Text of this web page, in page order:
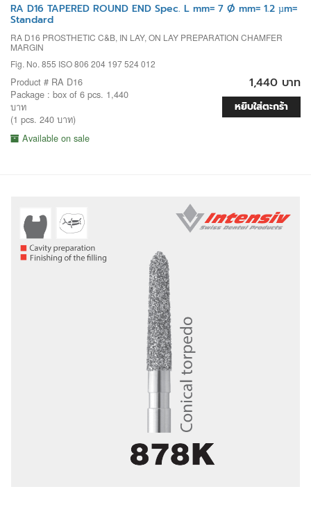
RA D16 TAPERED ROUND END Spec. L mm= 7 Ø mm= 1.2 µm=
Standard
RA D16 PROSTHETIC C&B, IN LAY, ON LAY PREPARATION CHAMFER
MARGIN
Fig. No. 855 ISO 806 204 197 524 012
Product # RA D16
Package : box of 6 pcs. 1,440
บาท
(1 pcs. 240 บาท)
Available on sale
1,440 บาท
หยิบใส่ตะกร้า